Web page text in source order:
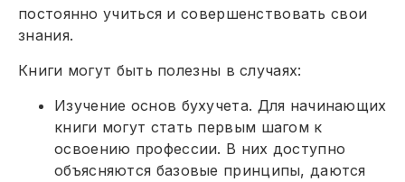
постоянно учиться и совершенствовать свои
знания.
Книги могут быть полезны в случаях:
Изучение основ бухучета. Для начинающих
книги могут стать первым шагом к
освоению профессии. В них доступно
объясняются базовые принципы, даются